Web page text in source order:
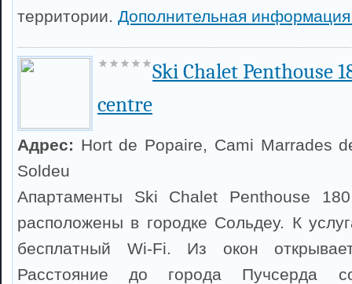
территории. Дополнительная
Ski Chalet Penthouse
centre
Адрес: Hort de Popaire, Cami Marrades
Soldeu
Апартаменты Ski Chalet Penthouse
расположены в городке Сольдеу. К
бесплатный Wi-Fi. Из окон
Расстояние до города Пучсерда